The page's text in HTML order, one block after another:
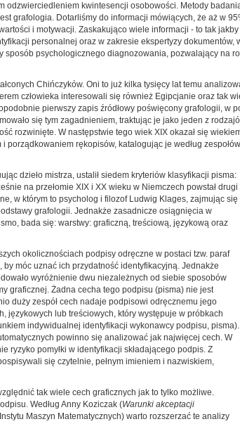
odzwierciedleniem kwintesencji osobowości. Metody
grafologia. Dotarliśmy do informacji mówiących, że aż w
i motywacji. Zaskakująco wiele informacji - to tak
personalnej oraz w zakresie ekspertyzy
psychologicznego diagnozowania, pozwalający na
Chińczyków. Oni to już kilka tysięcy lat temu
człowieka interesowali się również Egipcjanie oraz tak
pierwszy zapis źródłowy poświęcony grafologii, w
się tym zagadnieniem, traktując je jako jeden z
rozwinięte. W następstwie tego wiek XIX okazał się
rękopisów, katalogując je według
dzieło mistrza, ustalił siedem kryteriów klasyfikacji pisma:
na przełomie XIX i XX wieku w Niemczech powstał drugi
w którym to psycholog i filozof Ludwig Klages, zajmując się
grafologii. Jednakże zasadnicze osiągnięcia w
bada się: warstwy: graficzną, treściową, językową oraz
okolicznościach podpisy odręczne w postaci tzw. paraf
móc uznać ich przydatność identyfikacyjną. Jednakże
wyróżnienie dwu niezależnych od siebie sposobów
graficznej. Żadna cecha tego podpisu (pisma) nie jest
duży zespół cech nadaje podpisowi odręcznemu jego
językowych lub treściowych, który występuje w próbkach
indywidualnej identyfikacji wykonawcy podpisu, pisma).
powinno się analizować jak najwięcej cech. W
ryzyko pomyłki w identyfikacji składającego podpis. Z
się czytelnie, pełnym imieniem i nazwiskiem,
tak wiele cech graficznych jak to tylko możliwe.
Według Anny Koziczak (Warunki akceptacji
Maszyn Matematycznych) warto rozszerzać te analizy